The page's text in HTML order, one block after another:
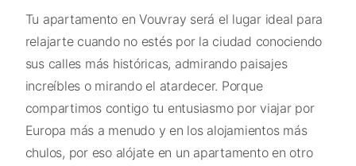
Tu apartamento en Vouvray será el lugar ideal para
relajarte cuando no estés por la ciudad conociendo
sus calles más históricas, admirando paisajes
increíbles o mirando el atardecer. Porque
compartimos contigo tu entusiasmo por viajar por
Europa más a menudo y en los alojamientos más
chulos, por eso alójate en un apartamento en otro